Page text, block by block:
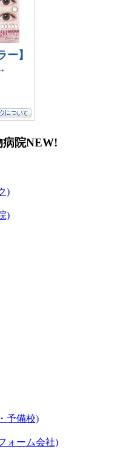
病院NEW!
)
)
予備校)
ォーム会社)